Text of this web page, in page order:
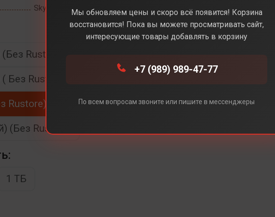
Sky Blue (Синий) (Без Rustore)
Rustore)
Без Rustore)
Rustore)
(Без Rustore)
1 ТБ
Мы обновляем цены и скоро всё появится! Корзина
восстановится! Пока вы можете просматривать сайт,
интересующие товары добавлять в корзину
+7 (989) 989-47-77
По всем вопросам звоните или пишите в мессенджеры